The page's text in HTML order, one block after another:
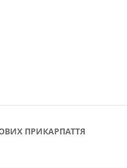
ПРИКАРПАТТЯ